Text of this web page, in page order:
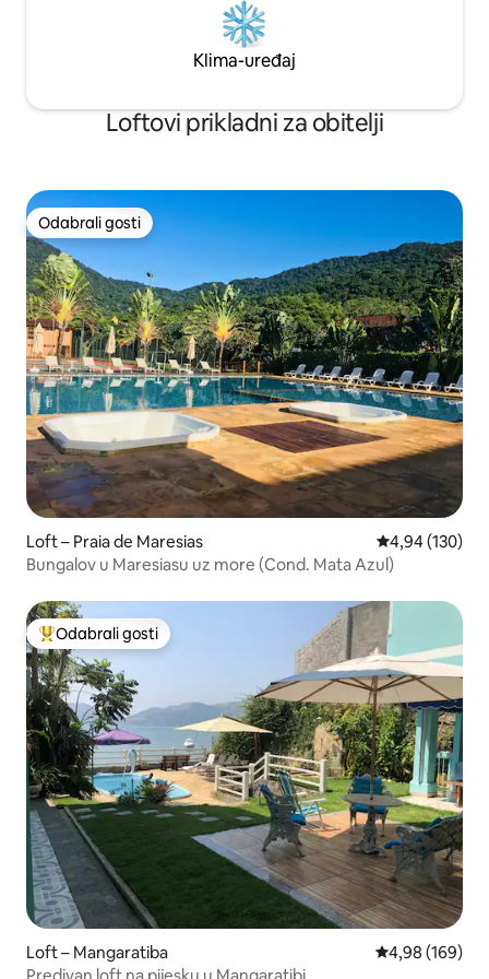
Klima-uređaj
Loftovi prikladni za obitelji
Odabrali gosti
Odabrali gosti
Loft – Praia de Maresias Prosječna
4,94 (130)
Bungalov u Maresiasu uz more (Cond. Mata Azul)
Među najviše rangiranima s oznakom „Odabrali gosti”
Odabrali gosti
Loft – Mangaratiba Prosječna
4,98 (169)